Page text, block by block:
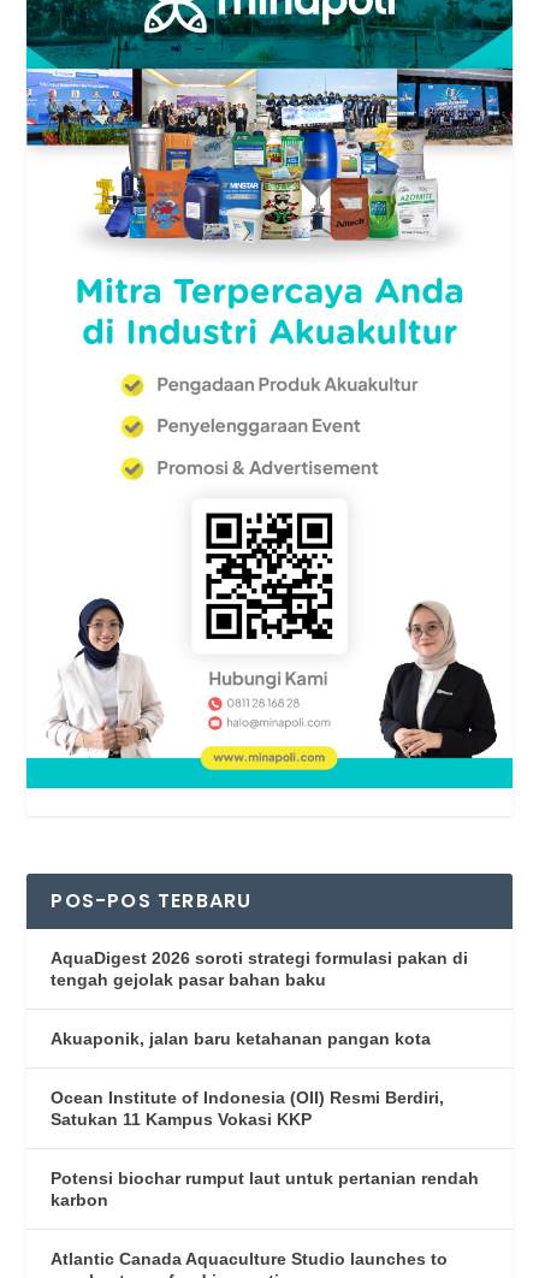
POS-POS TERBARU
AquaDigest 2026 soroti strategi formulasi pakan di
tengah gejolak pasar bahan baku
Akuaponik, jalan baru ketahanan pangan kota
Ocean Institute of Indonesia (OII) Resmi Berdiri,
Satukan 11 Kampus Vokasi KKP
Potensi biochar rumput laut untuk pertanian rendah
karbon
Atlantic Canada Aquaculture Studio launches to